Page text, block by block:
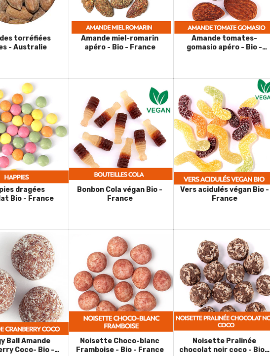
torréfiées
- Australie
Amande miel-romarin
apéro - Bio - France
Amande tomates-
gomasio apéro - Bio -
dragées
Bio - France
Bonbon Cola végan Bio -
France
Vers acidulés végan Bio -
France
Amande
Coco- Bio -
Noisette Choco-blanc
Framboise - Bio - France
Noisette Pralinée
chocolat noir coco - Bio -